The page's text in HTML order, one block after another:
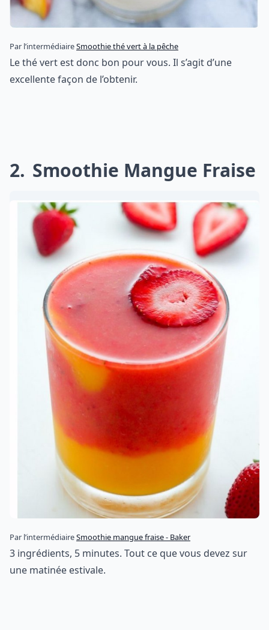
Par l’intermédiaireSmoothie thé vert à la pêche
Le thé vert est donc bon pour vous. Il s’agit d’une
excellente façon de l’obtenir.
2 Smoothie Mangue Fraise
Par l’intermédiaireSmoothie mangue fraise - Baker
3 ingrédients, 5 minutes. Tout ce que vous devez sur
une matinée estivale.